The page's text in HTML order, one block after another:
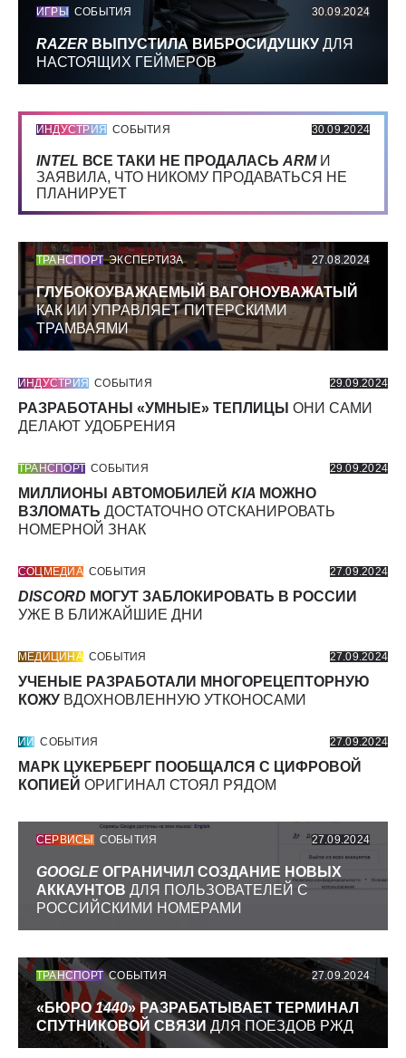
ИГРЫ СОБЫТИЯ 30.09.2024
RAZER ВЫПУСТИЛА ВИБРОСИДУШКУ ДЛЯ
НАСТОЯЩИХ ГЕЙМЕРОВ
ИНДУСТРИЯ СОБЫТИЯ 30.09.2024
INTEL ВСЕ ТАКИ НЕ ПРОДАЛАСЬ ARMИ
ЗАЯВИЛА, ЧТО НИКОМУ ПРОДАВАТЬСЯ НЕ
ПЛАНИРУЕТ
ТРАНСПОРТ ЭКСПЕРТИЗА 27.08.2024
ГЛУБОКОУВАЖАЕМЫЙ ВАГОНОУВАЖАТЫЙ
КАК ИИ УПРАВЛЯЕТ ПИТЕРСКИМИ
ТРАМВАЯМИ
ИНДУСТРИЯ СОБЫТИЯ 29.09.2024
РАЗРАБОТАНЫ «УМНЫЕ» ТЕПЛИЦЫ ОНИ САМИ
ДЕЛАЮТ УДОБРЕНИЯ
ТРАНСПОРТ СОБЫТИЯ 29.09.2024
МИЛЛИОНЫ АВТОМОБИЛЕЙ KIA МОЖНО
ВЗЛОМАТЬ ДОСТАТОЧНО ОТСКАНИРОВАТЬ
НОМЕРНОЙ ЗНАК
СОЦМЕДИА СОБЫТИЯ 27.09.2024
DISCORD МОГУТ ЗАБЛОКИРОВАТЬ В РОССИИ
УЖЕ В БЛИЖАЙШИЕ ДНИ
МЕДИЦИНА СОБЫТИЯ 27.09.2024
УЧЕНЫЕ РАЗРАБОТАЛИ МНОГОРЕЦЕПТОРНУЮ
КОЖУ ВДОХНОВЛЕННУЮ УТКОНОСАМИ
ИИ СОБЫТИЯ 27.09.2024
МАРК ЦУКЕРБЕРГ ПООБЩАЛСЯ С ЦИФРОВОЙ
КОПИЕЙ ОРИГИНАЛ СТОЯЛ РЯДОМ
СЕРВИСЫ СОБЫТИЯ 27.09.2024
GOOGLE ОГРАНИЧИЛ СОЗДАНИЕ НОВЫХ
АККАУНТОВ ДЛЯ ПОЛЬЗОВАТЕЛЕЙ С
РОССИЙСКИМИ НОМЕРАМИ
ТРАНСПОРТ СОБЫТИЯ 27.09.2024
«БЮРО1440» РАЗРАБАТЫВАЕТ ТЕРМИНАЛ
СПУТНИКОВОЙ СВЯЗИ ДЛЯ ПОЕЗДОВ РЖД